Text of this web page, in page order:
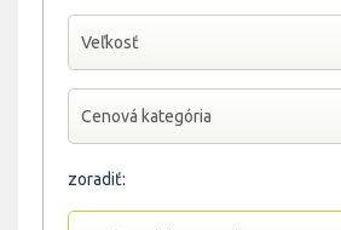
Veľkosť
Cenová kategória
zoradiť: